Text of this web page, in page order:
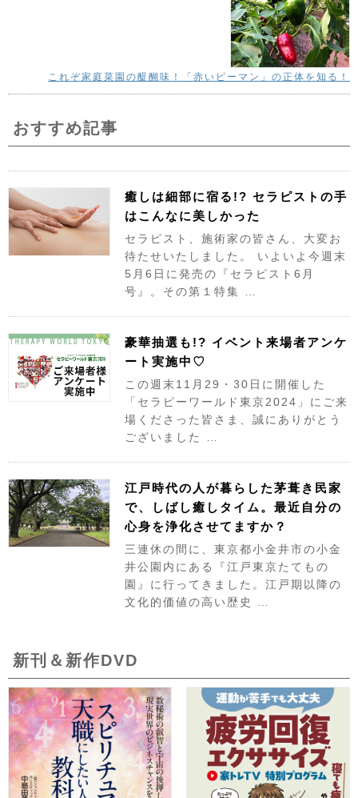
これぞ家庭菜園の醍醐味！「赤いピーマン」の正体を知る！
おすすめ記事
癒しは細部に宿る!? セラピストの手
はこんなに美しかった
セラピスト、施術家の皆さん、大変お
待たせいたしました。 いよいよ今週末
5月6日に発売の『セラピスト6月
号』。その第１特集 …
豪華抽選も!? イベント来場者アンケ
ート実施中♡
この週末11月29・30日に開催した
「セラピーワールド東京2024」にご来
場くださった皆さま、誠にありがとう
ございました …
江戸時代の人が暮らした茅葺き民家
で、しばし癒しタイム。最近自分の
心身を浄化させてますか？
三連休の間に、東京都小金井市の小金
井公園内にある『江戸東京たてもの
園』に行ってきました。江戸期以降の
文化的価値の高い歴史 …
新刊＆新作DVD